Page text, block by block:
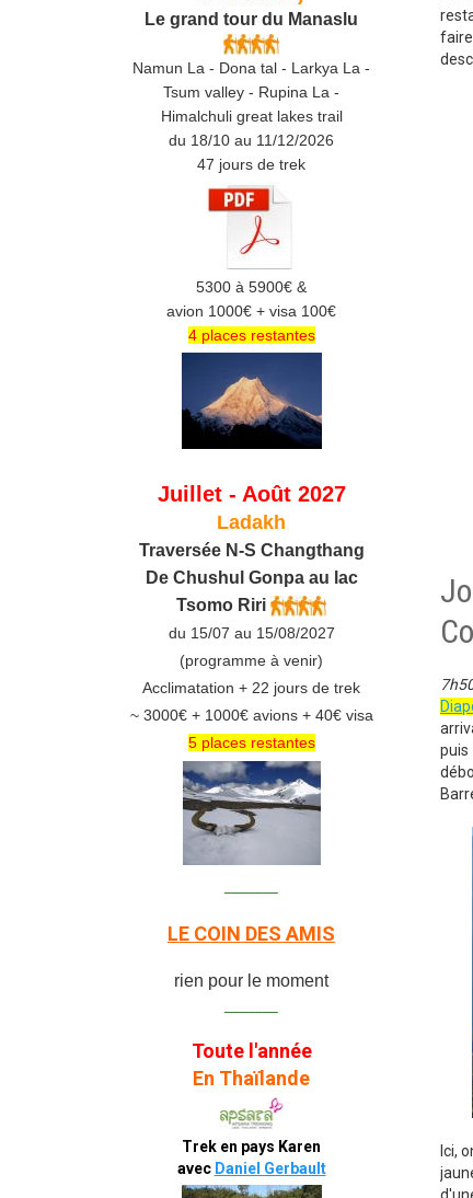
Ici,
Le grand tour du Manaslu
Namun La - Dona tal - Larkya La -
Tsum valley - Rupina La -
Himalchuli great lakes trail
du 18/10 au 11/12/2026
47 jours de trek
5300 à 5900€ &
avion 1000€ + visa 100€
4 places restantes
Juillet - Août 2027
Ladakh
Traversée N-S Changthang
De C hushul Gonpa au lac
Tsomo Riri
du 15/07 au 15/08/2027
(programme à venir)
Acclimatation + 22 jours de trek
~ 3000€ + 1000€ avions + 40€ visa
5 places restantes
LE COIN DES AMIS
rien pour le moment
Toute l'année
En Thaïlande
Trek en pays Karen
avec Daniel Gerbault